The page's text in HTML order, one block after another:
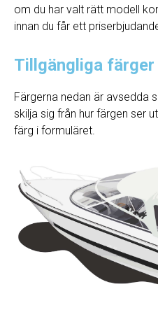
om du har valt rätt modell
innan du får ett
Tillgängliga färger
Färgerna nedan är avsedda
skilja sig från hur färgen ser
färg i formuläret.